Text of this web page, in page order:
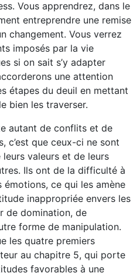
Vous apprendrez, dans le
entreprendre une remise
changement. Vous verrez
imposés par la vie
si on sait s’y adapter
une attention
étapes du deuil en mettant
bien les traverser.
autant de conflits et de
c’est que ceux-ci ne sont
leurs valeurs et de leurs
Ils ont de la difficulté à
émotions, ce qui les amène
inappropriée envers les
de domination, de
forme de manipulation.
les quatre premiers
au chapitre 5, qui porte
favorables à une